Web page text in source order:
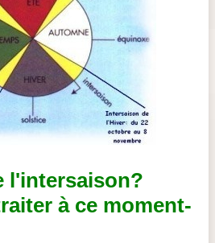
l'intersaison?
à ce moment-